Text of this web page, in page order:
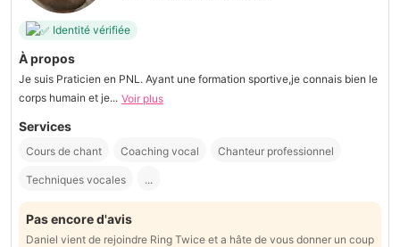
Identité vérifiée
À propos
Je suis Praticien en PNL. Ayant une formation sportive,je connais bien le
corps humain et je... Voir plus
Services
Cours de chant Coaching vocal Chanteur professionnel
Techniques vocales ...
Pas encore d'avis
Daniel vient de rejoindre Ring Twice et a hâte de vous donner un coup